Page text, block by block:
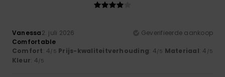
Vanessa2. juli 2026
Geverifieerde aankoop
Comfortable
Comfort: 4/5 Prijs-kwaliteitverhouding: 4/5 Materiaal: 4 /5
Kleur: 4/5